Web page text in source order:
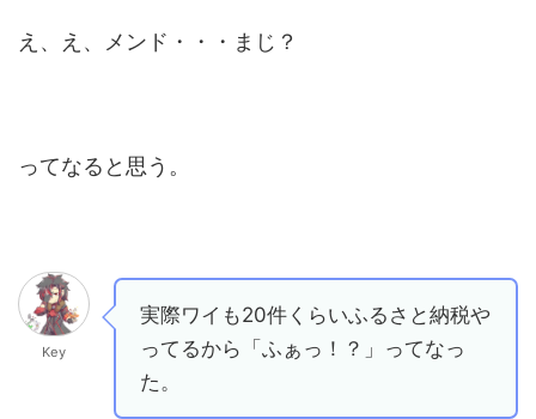
え、え、メンド・・・まじ？
ってなると思う。
Key
実際ワイも20件くらいふるさと納税や
ってるから「ふぁっ！？」ってなっ
た。